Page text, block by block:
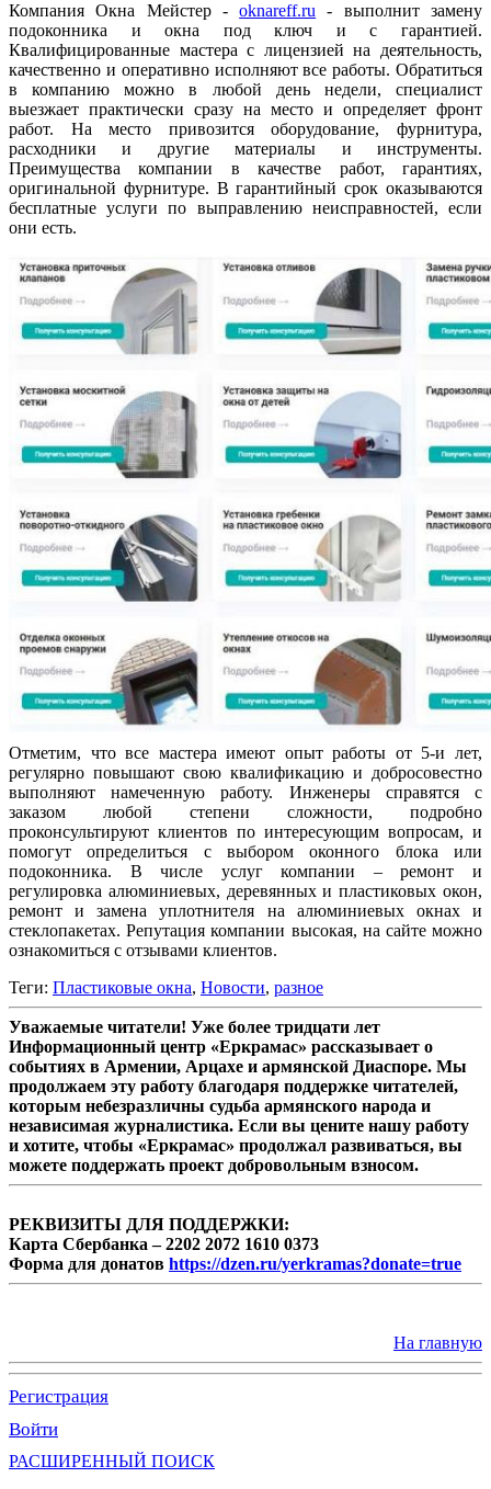
Компания Окна Мейстер -oknareff.ru - выполнит замену
подоконника и окна под ключ и с гарантией.
Квалифицированные мастера с лицензией на деятельность,
качественно и оперативно исполняют все работы. Обратиться
в компанию можно в любой день недели, специалист
выезжает практически сразу на место и определяет фронт
работ. На место привозится оборудование, фурнитура,
расходники и другие материалы и инструменты.
Преимущества компании в качестве работ, гарантиях,
оригинальной фурнитуре. В гарантийный срок оказываются
бесплатные услуги по выправлению неисправностей, если
они есть.
Отметим, что все мастера имеют опыт работы от 5-и лет,
регулярно повышают свою квалификацию и добросовестно
выполняют намеченную работу. Инженеры справятся с
заказом любой степени сложности, подробно
проконсультируют клиентов по интересующим вопросам, и
помогут определиться с выбором оконного блока или
подоконника. В числе услуг компании – ремонт и
регулировка алюминиевых, деревянных и пластиковых окон,
ремонт и замена уплотнителя на алюминиевых окнах и
стеклопакетах. Репутация компании высокая, на сайте можно
ознакомиться с отзывами клиентов.
Теги: Пластиковые окна, Новости, разное
Уважаемые читатели! Уже более тридцати лет
Информационный центр «Еркрамас» рассказывает о
событиях в Армении, Арцахе и армянской Диаспоре. Мы
продолжаем эту работу благодаря поддержке читателей,
которым небезразличны судьба армянского народа и
независимая журналистика. Если вы цените нашу работу
и хотите, чтобы «Еркрамас» продолжал развиваться, вы
можете поддержать проект добровольным взносом.
РЕКВИЗИТЫ ДЛЯ ПОДДЕРЖКИ:
Карта Сбербанка – 2202 2072 1610 0373
Форма для донатов https://dzen.ru/yerkramas?donate=true
На главную
Регистрация
Войти
РАСШИРЕННЫЙ ПОИСК